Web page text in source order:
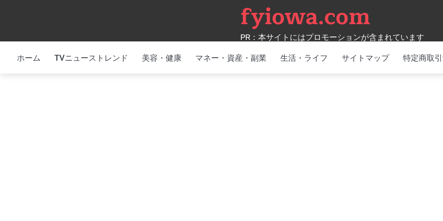
fyiowa.com
PR：本サイトにはプロモーションが含まれています
ホーム TVニューストレンド 美容・健康 マネー・資産・副業 生活・ライフ サイトマップ 特定商取